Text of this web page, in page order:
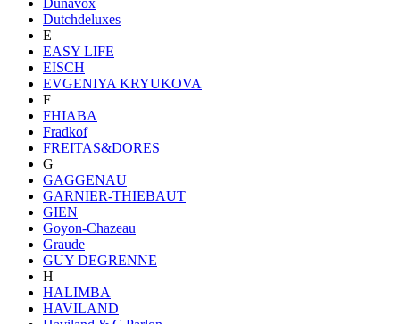
Dutchdeluxes
E
EASY LIFE
EISCH
EVGENIYA KRYUKOVA
F
FHIABA
Fradkof
FREITAS&DORES
G
GAGGENAU
GARNIER-THIEBAUT
GIEN
Goyon-Chazeau
Graude
GUY DEGRENNE
H
HALIMBA
HAVILAND